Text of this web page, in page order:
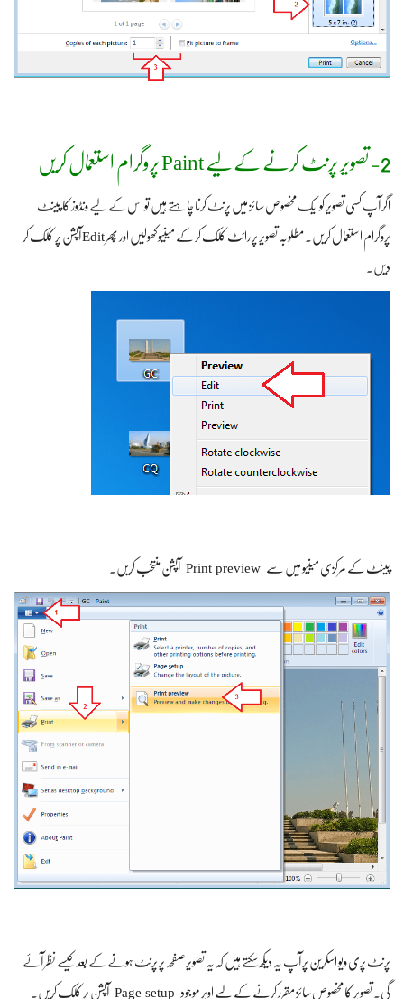
2- تصویر پرنٹ کرنے کے لیے Paint پروگرام استعمال کریں
اگر آپ کسی تصویر کو ایک مخصوص سائز میں پرنٹ کرنا چاہتے ہیں تو اس کے لیے ونڈوز کا پینٹ
پروگرام استعمال کریں۔ مطلوبہ تصویر پر رائٹ کلک کر کے مینیو کھولیں اور پھر Edit آپشن پر کلک کر
دیں۔
پینٹ کے مرکزی مینیو میں سے Print preview آپشن منتخب کریں۔
پرنٹ پری ویو اسکرین پر آپ یہ دیکھ سکتے ہیں کہ یہ تصویر صفحہ پر پرنٹ ہونے کے بعد کیسے نظر آئے
گی۔ تصویر کا مخصوص سائز مقرر کرنے کے لیے اوپر موجود Page setup آپشن پر کلک کریں۔